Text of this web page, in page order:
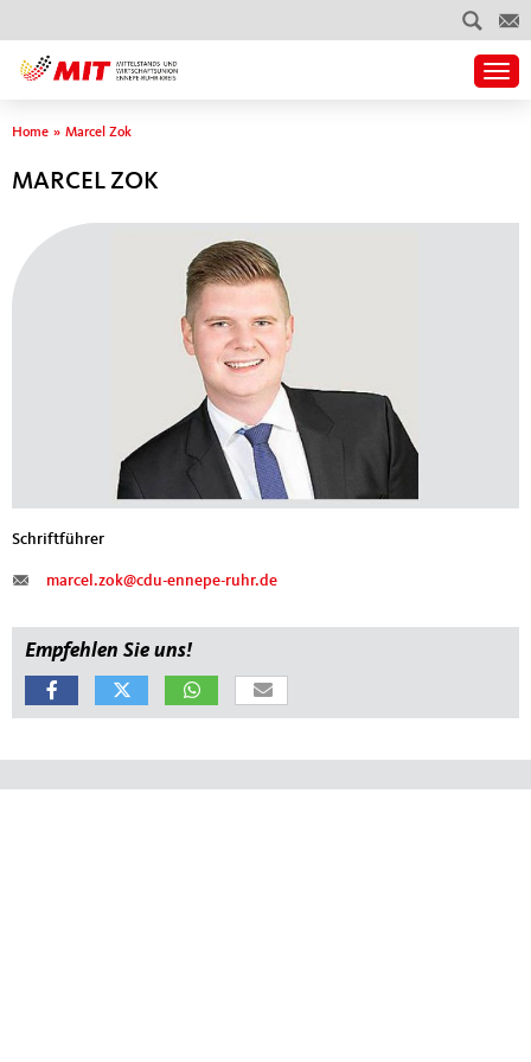
Sie sind hier
Home » Marcel Zok
MARCEL ZOK
Schriftführer
marcel.zok@cdu-ennepe-ruhr.de
Empfehlen Sie uns!